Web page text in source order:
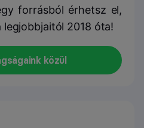
forrásból érhetsz el,
2018 óta!
közül